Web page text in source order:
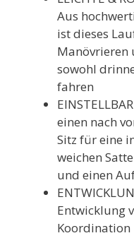
Aus
ist dieses
Manövrieren
sowohl
fahren
einen nach
Sitz für eine
weichen
und einen
Entwicklung